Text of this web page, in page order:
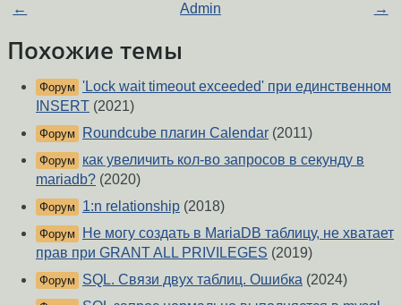
← Admin →
Похожие темы
Форум 'Lock wait timeout exceeded' при единственном
INSERT (2021)
Форум Roundcube плагин Calendar (2011)
Форум
как увеличить кол-во запросов в секунду в
mariadb? (2020)
Форум 1:n relationship (2018)
Форум
Не могу создать в MariaDB таблицу, не хватает
прав при GRANT ALL PRIVILEGES (2019)
Форум SQL. Связи двух таблиц. Ошибка (2024)